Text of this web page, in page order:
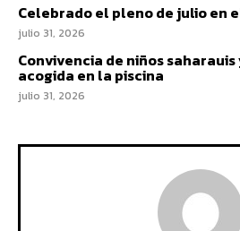
Celebrado el pleno de julio en
julio 31, 2026
Convivencia de niños
acogida en la piscina
julio 31, 2026